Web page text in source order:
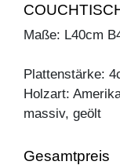
Maße: L40cm
Plattenstärke:
Holzart:
massiv, geölt
Gesamtpreis